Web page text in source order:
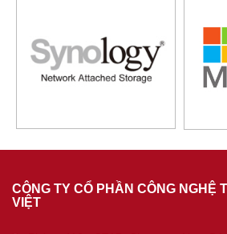
CÔNG TY CỔ PHẦN CÔNG NGHỆ
VIỆT